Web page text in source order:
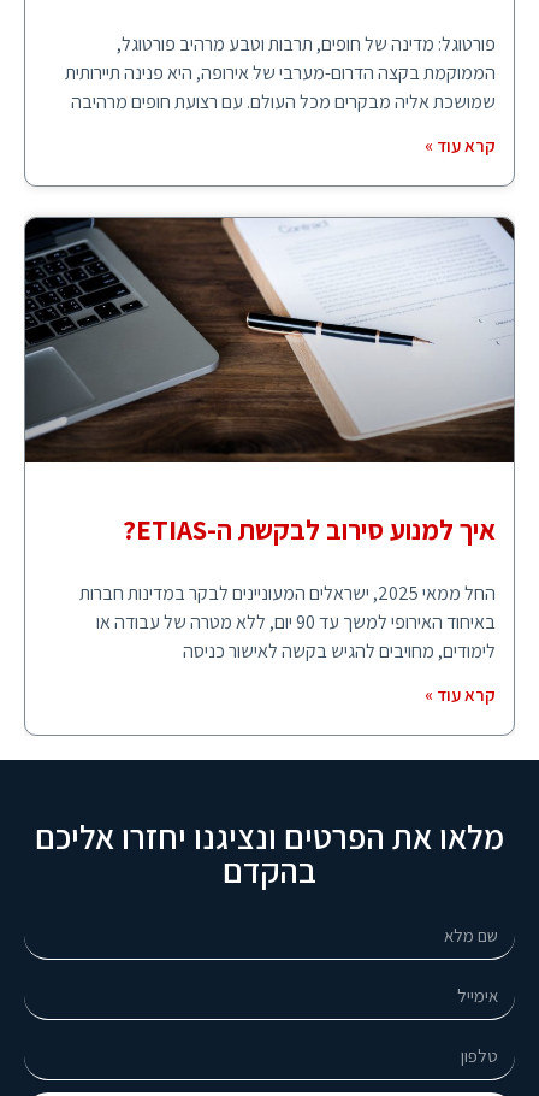
פורטוגל: מדינה של חופים, תרבות וטבע מרהיב פורטוגל,
הממוקמת בקצה הדרום-מערבי של אירופה, היא פנינה תיירותית
שמושכת אליה מבקרים מכל העולם. עם רצועת חופים מרהיבה
קרא עוד »
איך למנוע סירוב לבקשת ה-ETIAS?
החל ממאי 2025, ישראלים המעוניינים לבקר במדינות חברות
באיחוד האירופי למשך עד 90 יום, ללא מטרה של עבודה או
לימודים, מחויבים להגיש בקשה לאישור כניסה
קרא עוד »
מלאו את הפרטים ונציגנו יחזרו אליכם
בהקדם